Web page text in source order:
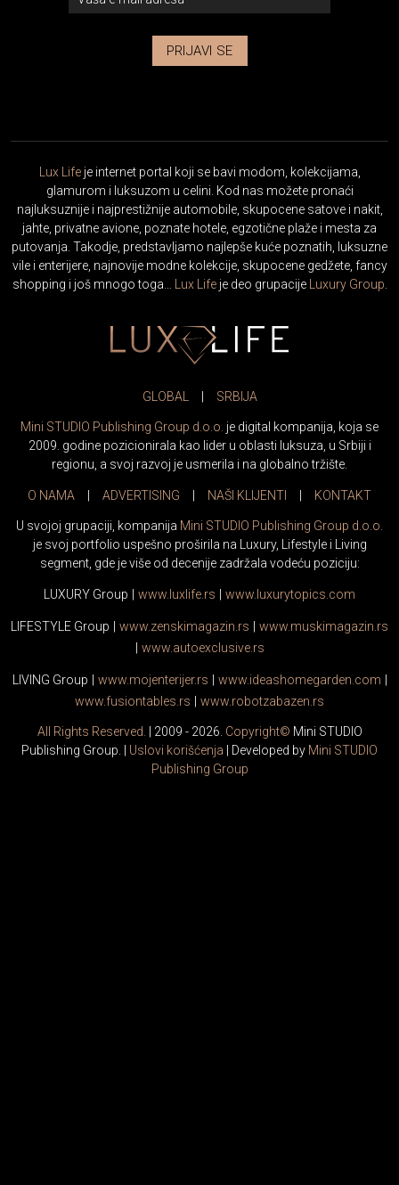
PRIJAVI SE
Lux Lifeje internet portal koji se bavi modom, kolekcijama,
glamurom i luksuzom u celini. Kod nas možete pronaći
najluksuznije i najprestižnije automobile, skupocene satove i nakit,
jahte, privatne avione, poznate hotele, egzotične plaže i mesta za
putovanja. Takodje, predstavljamo najlepše kuće poznatih, luksuzne
vile i enterijere, najnovije modne kolekcije, skupocene gedžete, fancy
shopping i još mnogo toga…
Lux Lifeje deo grupacije Luxury Group
GLOBAL SRBIJA
Mini STUDIO Publishing Group d.o.o. je digital kompanija, koja se
2009. godine pozicionirala kao lider u oblasti luksuza, u Srbiji i
regionu, a svoj razvoj je usmerila i na globalno tržište.
O NAMA ADVERTISING NAŠI KLIJENTI KONTAKT
U svojoj grupaciji, kompanija Mini STUDIO Publishing Group d.o.o.
je svoj portfolio uspešno proširila na Luxury, Lifestyle i Living
segment, gde je više od decenije zadržala vodeću poziciju:
LUXURY Group www. luxlife .rs www. luxurytopics .com
LIFESTYLE Group www. zenskimagazin.rs www. muskimagazin.rs
www. autoexclusive.rs
LIVING Group www. mojenterijer.rs www. ideashomegarden.com
www. fusiontables .rs www. robotzabazen .rs
All Rights Reserved. | 2009 - 2026. Copyright© Mini STUDIO
Publishing Group. | Uslovi korišćenja | Developed by Mini STUDIO
Publishing Group